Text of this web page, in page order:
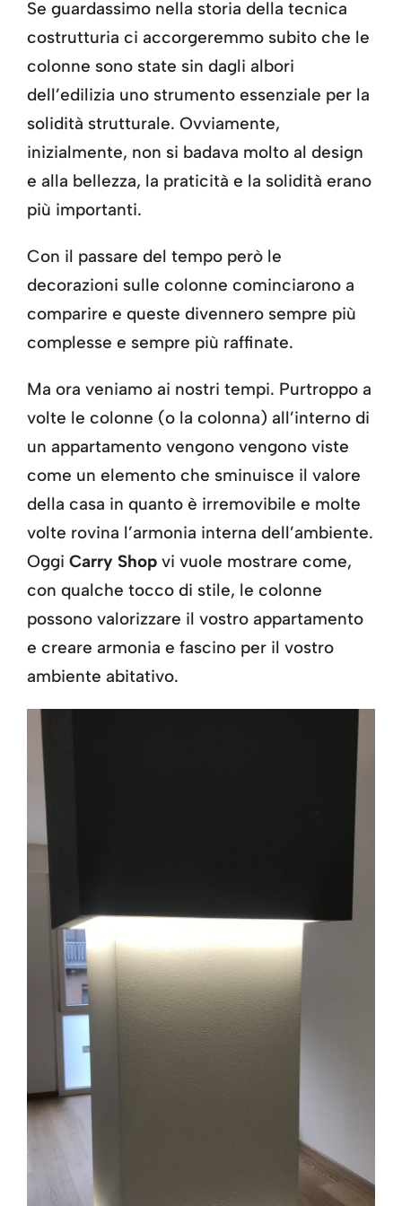
Se guardassimo nella storia della tecnica
costrutturia ci accorgeremmo subito che le
colonne sono state sin dagli albori
dell’edilizia uno strumento essenziale per la
solidità strutturale. Ovviamente,
inizialmente, non si badava molto al design
e alla bellezza, la praticità e la solidità erano
più importanti.
Con il passare del tempo però le
decorazioni sulle colonne cominciarono a
comparire e queste divennero sempre più
complesse e sempre più raffinate.
Ma ora veniamo ai nostri tempi. Purtroppo a
volte le colonne (o la colonna) all’interno di
un appartamento vengono vengono viste
come un elemento che sminuisce il valore
della casa in quanto è irremovibile e molte
volte rovina l’armonia interna dell’ambiente.
Oggi Carry Shopvi vuole mostrare come,
con qualche tocco di stile, le colonne
possono valorizzare il vostro appartamento
e creare armonia e fascino per il vostro
ambiente abitativo.